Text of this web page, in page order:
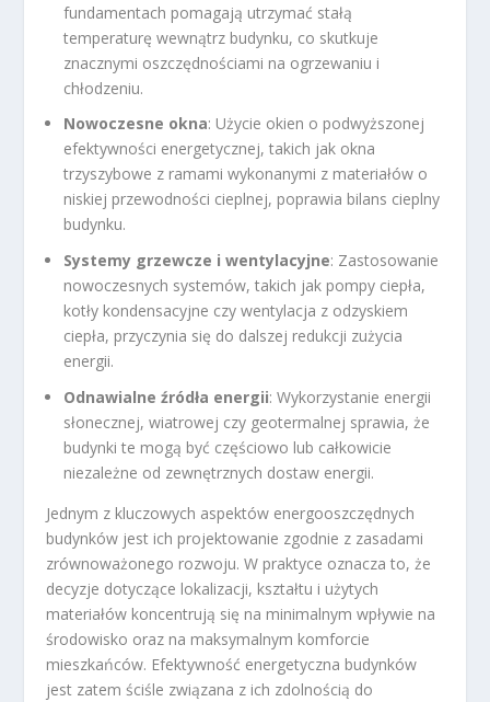
fundamentach pomagają utrzymać stałą
temperaturę wewnątrz budynku, co skutkuje
znacznymi oszczędnościami na ogrzewaniu i
chłodzeniu.
Nowoczesne okna: Użycie okien o podwyższonej
efektywności energetycznej, takich jak okna
trzyszybowe z ramami wykonanymi z materiałów o
niskiej przewodności cieplnej, poprawia bilans cieplny
budynku.
Systemy grzewcze i wentylacyjne: Zastosowanie
nowoczesnych systemów, takich jak pompy ciepła,
kotły kondensacyjne czy wentylacja z odzyskiem
ciepła, przyczynia się do dalszej redukcji zużycia
energii.
Odnawialne źródła energii: Wykorzystanie energii
słonecznej, wiatrowej czy geotermalnej sprawia, że
budynki te mogą być częściowo lub całkowicie
niezależne od zewnętrznych dostaw energii.
Jednym z kluczowych aspektów energooszczędnych
budynków jest ich projektowanie zgodnie z zasadami
zrównoważonego rozwoju. W praktyce oznacza to, że
decyzje dotyczące lokalizacji, kształtu i użytych
materiałów koncentrują się na minimalnym wpływie na
środowisko oraz na maksymalnym komforcie
mieszkańców. Efektywność energetyczna budynków
jest zatem ściśle związana z ich zdolnością do